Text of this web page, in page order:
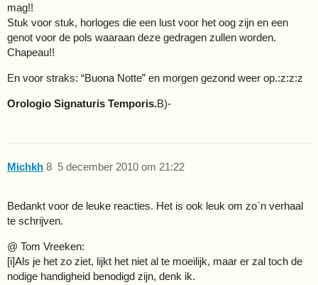
mag!!
Stuk voor stuk, horloges die een lust voor het oog zijn en een
genot voor de pols waaraan deze gedragen zullen worden.
Chapeau!!
En voor straks: “Buona Notte” en morgen gezond weer op.:z:z:z
Orologio Signaturis Temporis.B)-
Michkh 5 december 2010 om 21:22
8
Bedankt voor de leuke reacties. Het is ook leuk om zo`n verhaal
te schrijven.
@ Tom Vreeken:
[i]Als je het zo ziet, lijkt het niet al te moeilijk, maar er zal toch de
nodige handigheid benodigd zijn, denk ik.